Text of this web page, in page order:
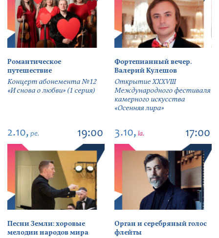
Романтическое
путешествие
Концерт абонемента №12
«И снова о любви» (1 серия)
Фортепианный вечер.
Валерий Кулешов
Открытие ХХХVIII
Международного фестиваля
камерного искусства
«Осенняя лира»
2.10, pe. 19:00
Песни Земли: хоровые
мелодии народов мира
3.10, la. 17:00
Орган и серебряный голос
флейты